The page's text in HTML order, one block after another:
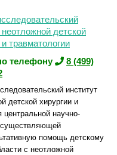
неотложной детской
и травматологии
телефону
8 (499)
институт
детской хирургии и
научно-
помощь детскому
с неотложной